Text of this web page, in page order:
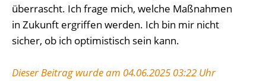
überrascht. Ich frage mich, welche Maßnahmen
in Zukunft ergriffen werden. Ich bin mir nicht
sicher, ob ich optimistisch sein kann.
Dieser Beitrag wurde am 04.06.2025 03:22 Uhr